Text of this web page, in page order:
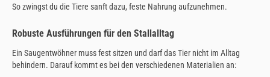
So zwingst du die Tiere sanft dazu, feste Nahrung aufzunehmen.
Robuste Ausführungen für den Stallalltag
Ein Saugentwöhner muss fest sitzen und darf das Tier nicht im Alltag
behindern. Darauf kommt es bei den verschiedenen Materialien an: